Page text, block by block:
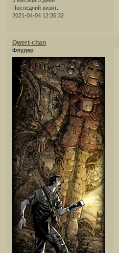
Последний визит:
2021-04-04 12:35:32
Qwert-chan
Флудер